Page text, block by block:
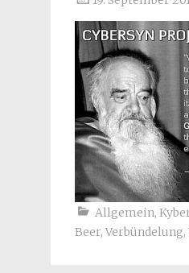
Allgemein,
Beer, Verbündelung,